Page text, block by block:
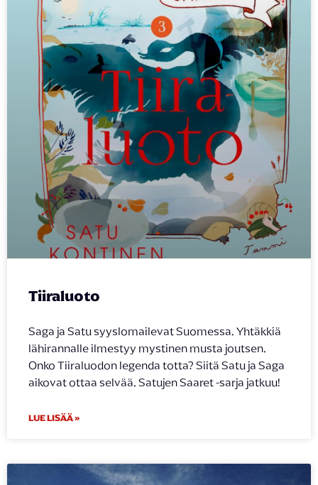
Tiiraluoto
Saga ja Satu syyslomailevat Suomessa. Yhtäkkiä
lähirannalle ilmestyy mystinen musta joutsen.
Onko Tiiraluodon legenda totta? Siitä Satu ja Saga
aikovat ottaa selvää. Satujen Saaret -sarja jatkuu!
LUE LISÄÄ »